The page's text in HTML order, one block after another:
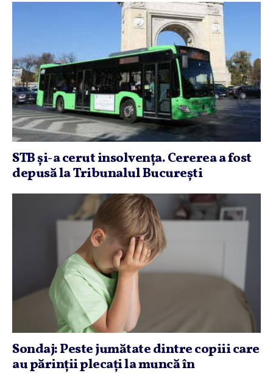
STB şi-a cerut insolvenţa. Cererea a fost
depusă la Tribunalul Bucureşti
Sondaj: Peste jumătate dintre copiii care
au părinţii plecaţi la muncă în